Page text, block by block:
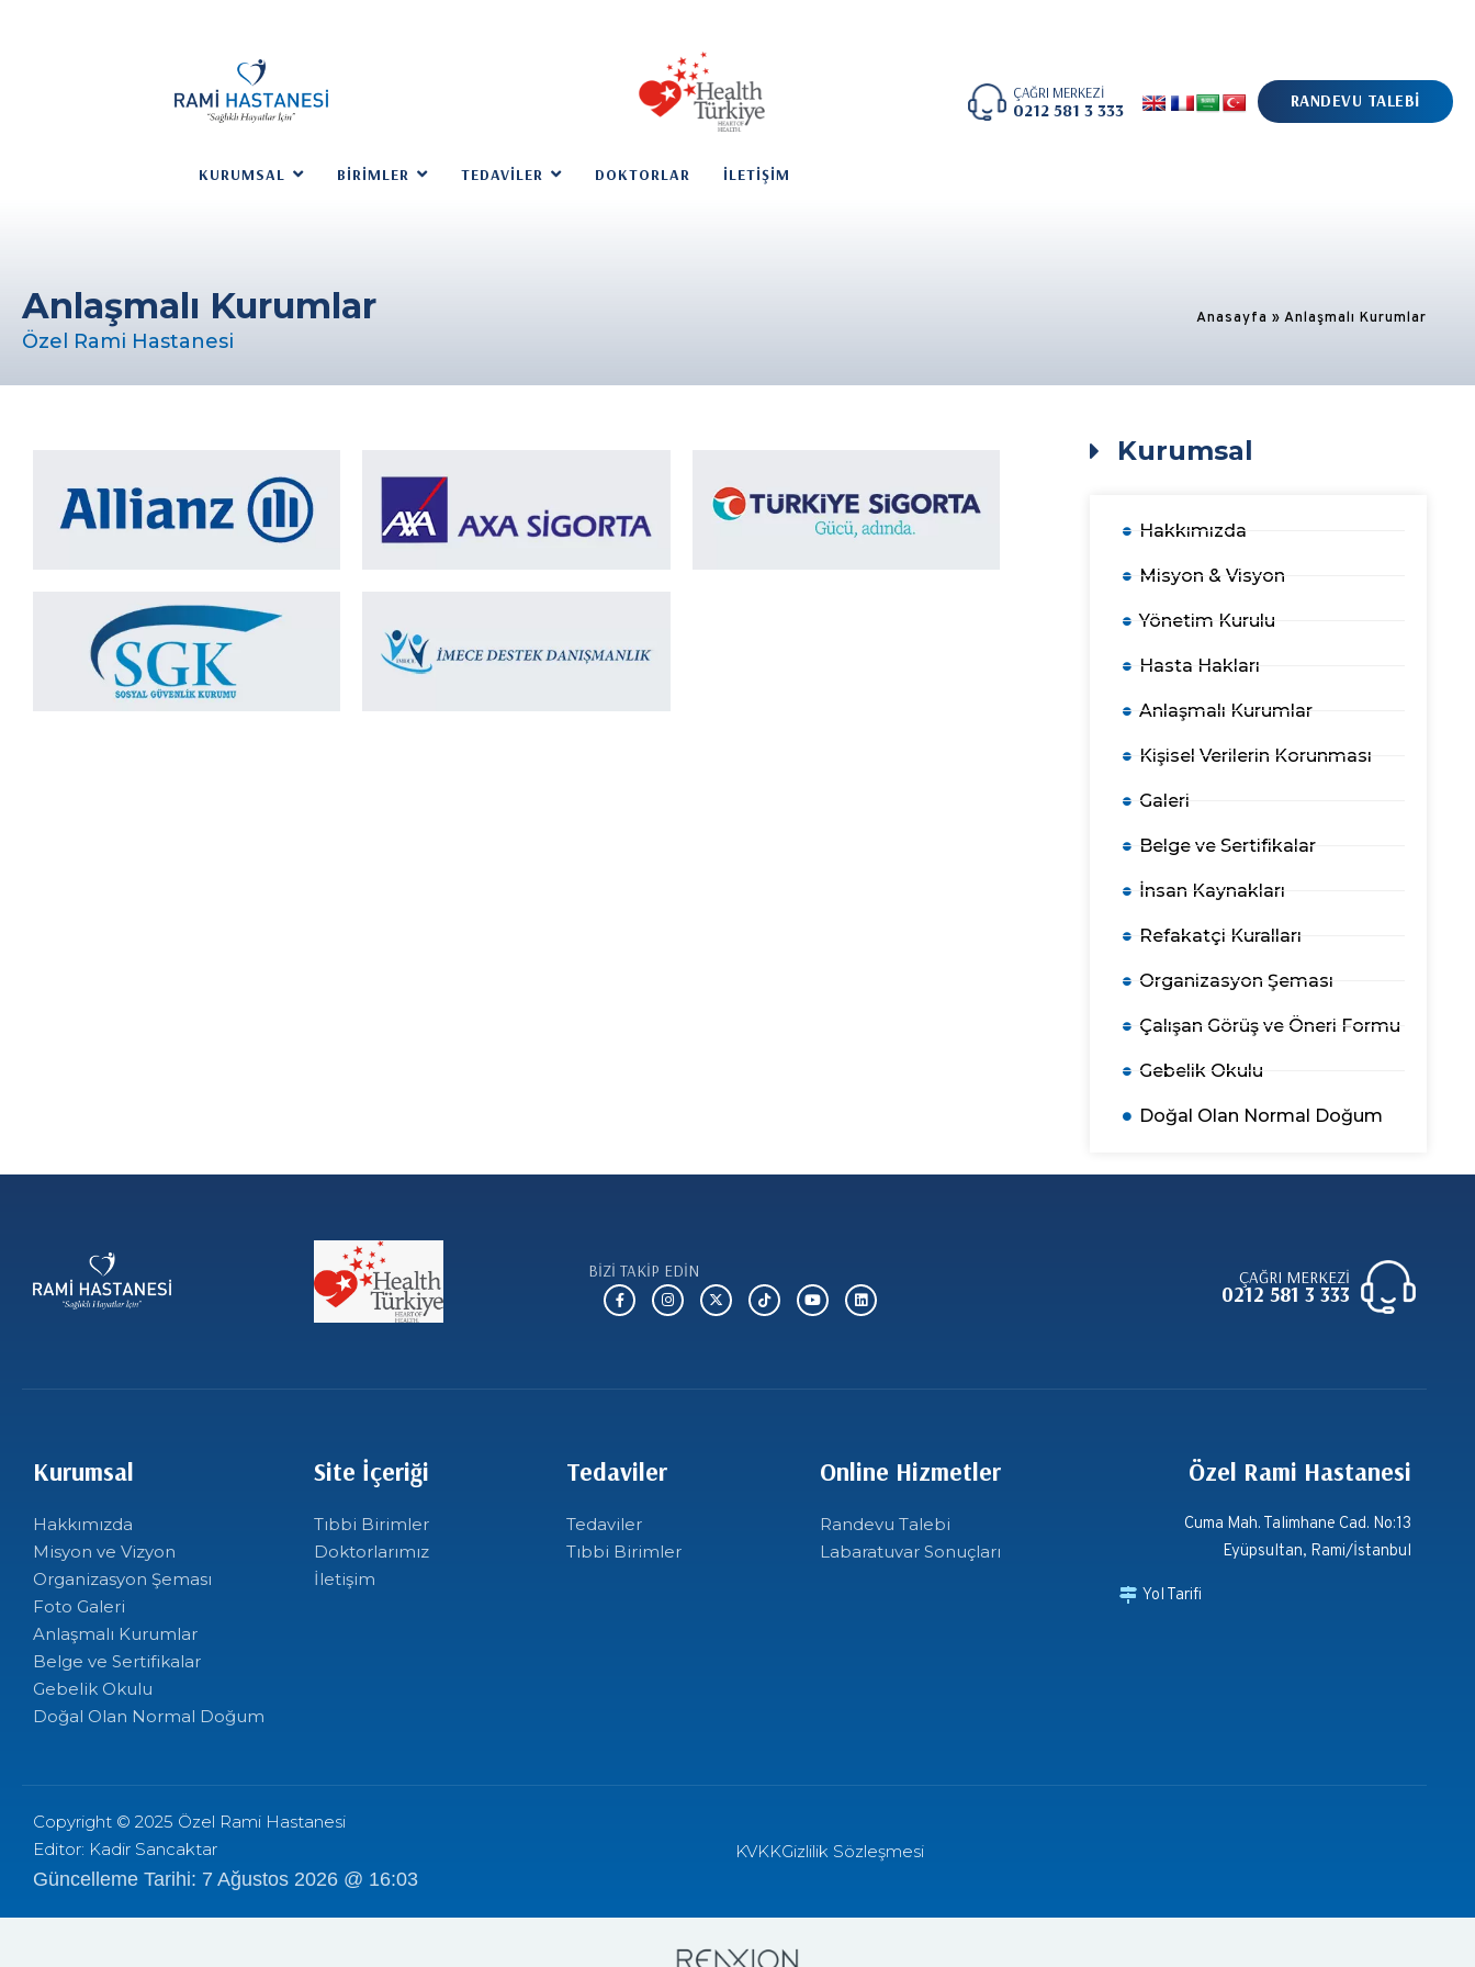
KURUMSAL BIRIMLER TEDAVILER DOKTORLAR İLETIŞIM
ÇAĞRI MERKEZİ
0212 581 3 333 RANDEVU TALEBİ
Anlaşmalı Kurumlar
Özel Rami Hastanesi
Anasayfa » Anlaşmalı Kurumlar
Kurumsal
Hakkımızda
Misyon & Visyon
Yönetim Kurulu
Hasta Hakları
Anlaşmalı Kurumlar
Kişisel Verilerin Korunması
Galeri
Belge ve Sertifikalar
İnsan Kaynakları
Refakatçi Kuralları
Organizasyon Şeması
Çalışan Görüş ve Öneri Formu
Gebelik Okulu
Doğal Olan Normal Doğum
BİZİ TAKİP EDİN ÇAĞRI MERKEZİ
0212 581 3 333
Kurumsal
Hakkımızda
Misyon ve Vizyon
Organizasyon Şeması
Foto Galeri
Anlaşmalı Kurumlar
Belge ve Sertifikalar
Gebelik Okulu
Doğal Olan Normal Doğum
Site İçeriği
Tıbbi Birimler
Doktorlarımız
İletişim
Tedaviler
Tedaviler
Tıbbi Birimler
Online Hizmetler
Randevu Talebi
Labaratuvar Sonuçları
Özel Rami Hastanesi
Cuma Mah. Talimhane Cad. No:13
Eyüpsultan, Rami/İstanbul
Yol Tarifi
Copyright © 2025 Özel Rami Hastanesi
Editor: Kadir Sancaktar
Güncelleme Tarihi: 7 Ağustos 2026 @ 16:03
KVKKGizlilik Sözleşmesi